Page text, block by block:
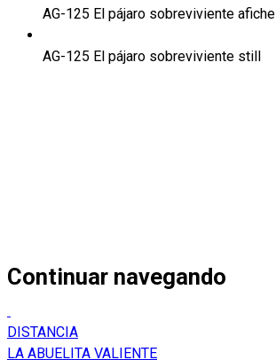
AG-125 El pájaro sobreviviente afiche
AG-125 El pájaro sobreviviente still
Continuar navegando
DISTANCIA
LA ABUELITA VALIENTE